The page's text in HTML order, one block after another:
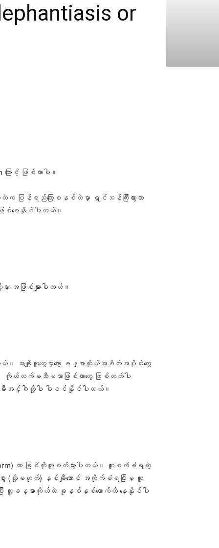
or
ာင့် ဖြစ်တာပါ။
ထဲက ပြန်ရည်ကြောစနစ်ထဲမှာ ရှင်သန်ကြီးထွားတာ
ဖြစ်စေနိုင်ပါတယ်။
အဖြစ်များပါတယ်။
ယ်။ အချို့လူတွေမှာတော့ ခန္ဓာကိုယ်အစိတ်အပိုင်းတွေ
ာ၊ ကိုယ်လက်မအီမသာဖြစ်တာတွေ ဖြစ်တတ်ပါ
မီးအင်္ဂါတို့ပါ ပါဝင်နိုင်ပါတယ်။
ဟာ ခြင်ကိုကူးစက်သွားပါတယ်။ ကူးစက်ခံရတဲ့
စွာ (သို့မဟုတ်) နှစ်ချီအောင် အကိုက်ခံရပြီးမှ ကူး
ပြီး လူ့ခန္ဓာကိုယ်ထဲ ခုနှစ်နှစ်လောက်ထိ နေနိုင်ပါ